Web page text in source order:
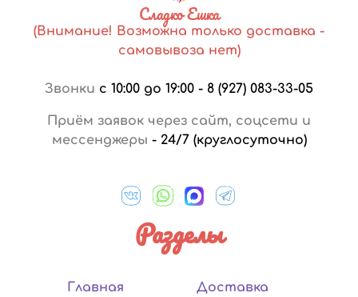
Сладко Ешка
(Внимание! Возможна только доставка -
самовывоза нет)
Звонки с 10:00 до 19:00 - 8 (927) 083-33-05
Приём заявок через сайт, соцсети и
мессенджеры - 24/7 (круглосуточно)
Разделы
Главная
Доставка